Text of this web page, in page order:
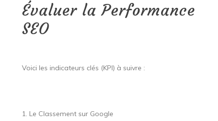
Évaluer la Performance
SEO
Voici les indicateurs clés (KPI) à suivre :
1. Le Classement sur Google